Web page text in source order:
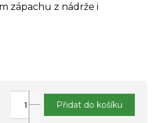
zápachu z nádrže i
Přidat do košíku